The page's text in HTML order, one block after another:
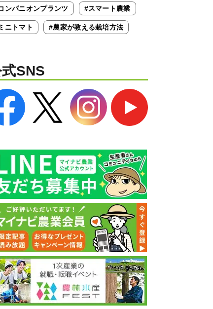
ンパニオンプランツ #スマート農業
ニトマト #農家が教える栽培方法
SNS